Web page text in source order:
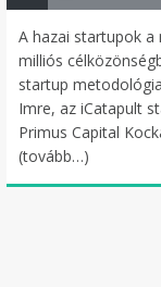
A hazai startupok
milliós
startup
Imre, az iCatapult
Primus Capital
(tovább…)